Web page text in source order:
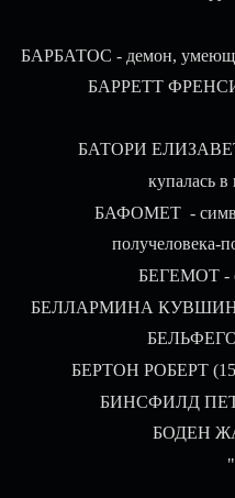
БАРБАТОС - демон,
БАРРЕТТ ФРЕНСИС
БАТОРИ ЕЛИЗАВЕТА
купалась
БАФОМЕТ - символ
получеловека-
БЕГЕМОТ -
БЕЛЛАРМИНА КУВШИН -
БЕРТОН РОБЕРТ
БИНСФИЛД ПЕТЕР
БОДЕН